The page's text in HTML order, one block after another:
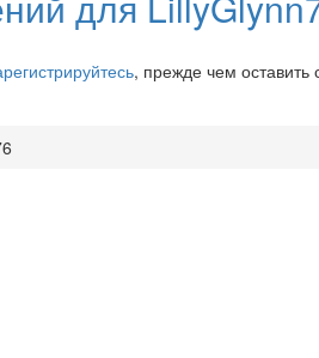
, прежде чем